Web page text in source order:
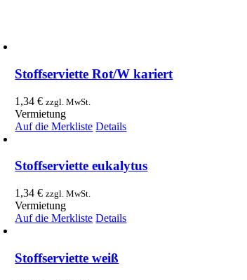
Stoffserviette Rot/W kariert
1,34€ zzgl. MwSt.
Vermietung
Auf die Merkliste Details
Stoffserviette eukalytus
1,34€ zzgl. MwSt.
Vermietung
Auf die Merkliste Details
Stoffserviette weiß